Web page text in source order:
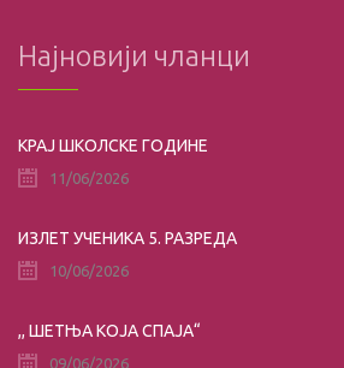
Најновији чланци
КРАЈ ШКОЛСКЕ ГОДИНЕ
11/06/2026
ИЗЛЕТ УЧЕНИКА 5. РАЗРЕДА
10/06/2026
,, ШЕТЊА КОЈА СПАЈА“
09/06/2026